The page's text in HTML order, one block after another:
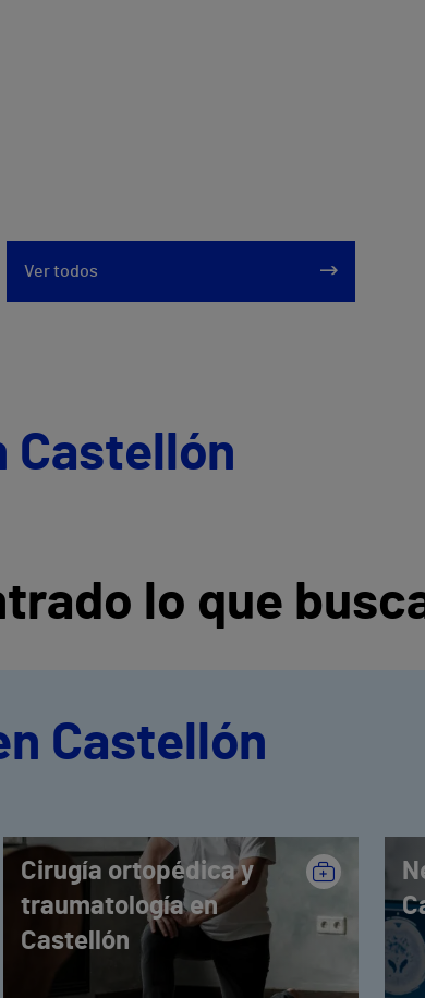
Ver todos
Castellón
lo que
Castellón
Cirugía ortopédica y
traumatología en
Castellón